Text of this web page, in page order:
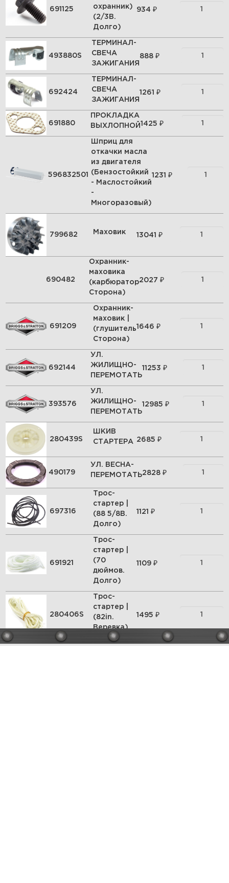
691125
охранник)
(2/3В.
Долго)
934 ₽
493880S
ТЕРМИНАЛ-
СВЕЧА
ЗАЖИГАНИЯ
888 ₽
692424
ТЕРМИНАЛ-
СВЕЧА
ЗАЖИГАНИЯ
1261 ₽
691880
ПРОКЛАДКА
ВЫХЛОПНОЙ1425 ₽
596832501
Шприц для
откачки масла
из двигателя
(Бензостойкий
- Маслостойкий
-
Многоразовый)
1231 ₽
799682 Маховик 13041 ₽
690482
Охранник-
маховика
(карбюратор
Сторона)
2027 ₽
691209
Охранник-
маховик |
(глушитель
Сторона)
1646 ₽
692144
УЛ.
ЖИЛИЩНО-
ПЕРЕМОТАТЬ
11253 ₽
393576
УЛ.
ЖИЛИЩНО-
ПЕРЕМОТАТЬ
12985 ₽
280439S
ШКИВ
СТАРТЕРА
2685 ₽
490179
УЛ. ВЕСНА-
ПЕРЕМОТАТЬ2828 ₽
697316
Трос-
стартер |
(88 5/8В.
Долго)
1121 ₽
691921
Трос-
стартер |
(70
дюймов.
Долго)
1109 ₽
280406S
Трос-
стартер |
(82in.
Веревка)
1495 ₽